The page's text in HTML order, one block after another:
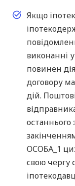
Якщо
виконанні
повинен
договору
дій.
останнього
ОСОБА_1
свою чергу